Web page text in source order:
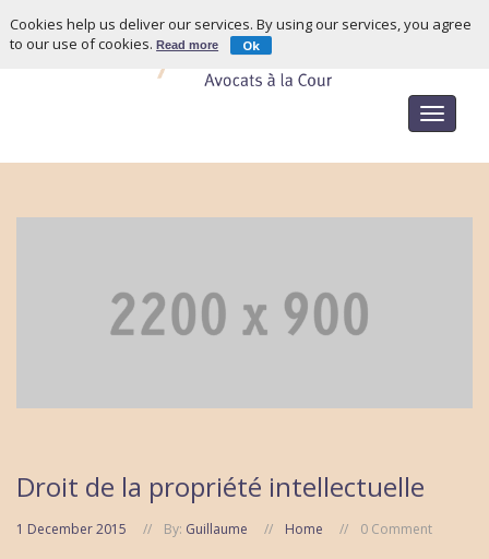
Toggle
Droit de la propriété intellectuelle
1 December 2015 By: Guillaume Home 0 Comment
Cookies help us deliver our services. By using our services, you agree
to our use of cookies.Read more Ok